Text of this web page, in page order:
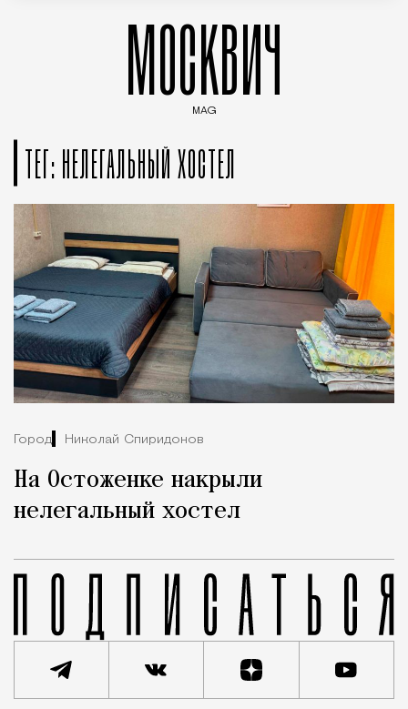
МОСКВИЧ
MAG
ТЕГ: НЕЛЕГАЛЬНЫЙ ХОСТЕЛ
Город Николай Спиридонов
На Остоженке накрыли
нелегальный хостел